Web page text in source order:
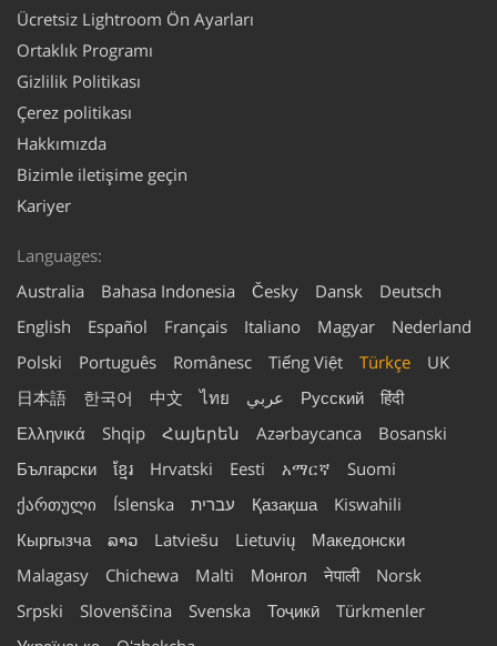
Ücretsiz Lightroom Ön Ayarları
Ortaklık Programı
Gizlilik Politikası
Çerez politikası
Hakkımızda
Bizimle iletişime geçin
Kariyer
Languages:
Australia
Bahasa Indonesia Česky Dansk
Deutsch
English
Español Français Italiano Magyar
Nederland
Polski
Português Românesc Tiếng Việt Türkçe
UK
日本語
한국어 中文 ไทย عربي Русский
हिंदी
Ελληνικά
Shqip Հայերեն Azərbaycanca
Bosanski
Български
ខ្មែរ Hrvatski Eesti አማርኛ
Suomi
ქართული
Íslenska עברית Қазақша
Kiswahili
Кыргызча
ລາວ Latviešu Lietuvių
Македонски
Malagasy
Chichewa Malti Монгол नेपाली
Norsk
Srpski
Slovenščina Svenska Тоҷикӣ
Türkmenler